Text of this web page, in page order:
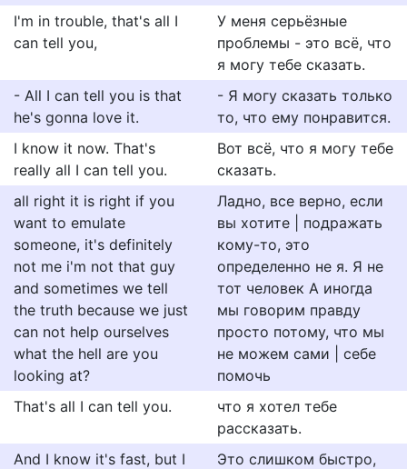
I'm in trouble, that's all I
can tell you,
У меня серьёзные
проблемы - это всё, что
я могу тебе сказать.
- All I can tell you is that
he's gonna love it.
- Я могу сказать только
то, что ему понравится.
I know it now. That's
really all I can tell you.
Вот всё, что я могу тебе
сказать.
all right it is right if you
want to emulate
someone, it's definitely
not me i'm not that guy
and sometimes we tell
the truth because we just
can not help ourselves
what the hell are you
looking at?
Ладно, все верно, если
вы хотите | подражать
кому-то, это
определенно не я. Я не
тот человек А иногда
мы говорим правду
просто потому, что мы
не можем сами | себе
помочь
That's all I can tell you.
что я хотел тебе
рассказать.
And I know it's fast, but I
Это слишком быстро,